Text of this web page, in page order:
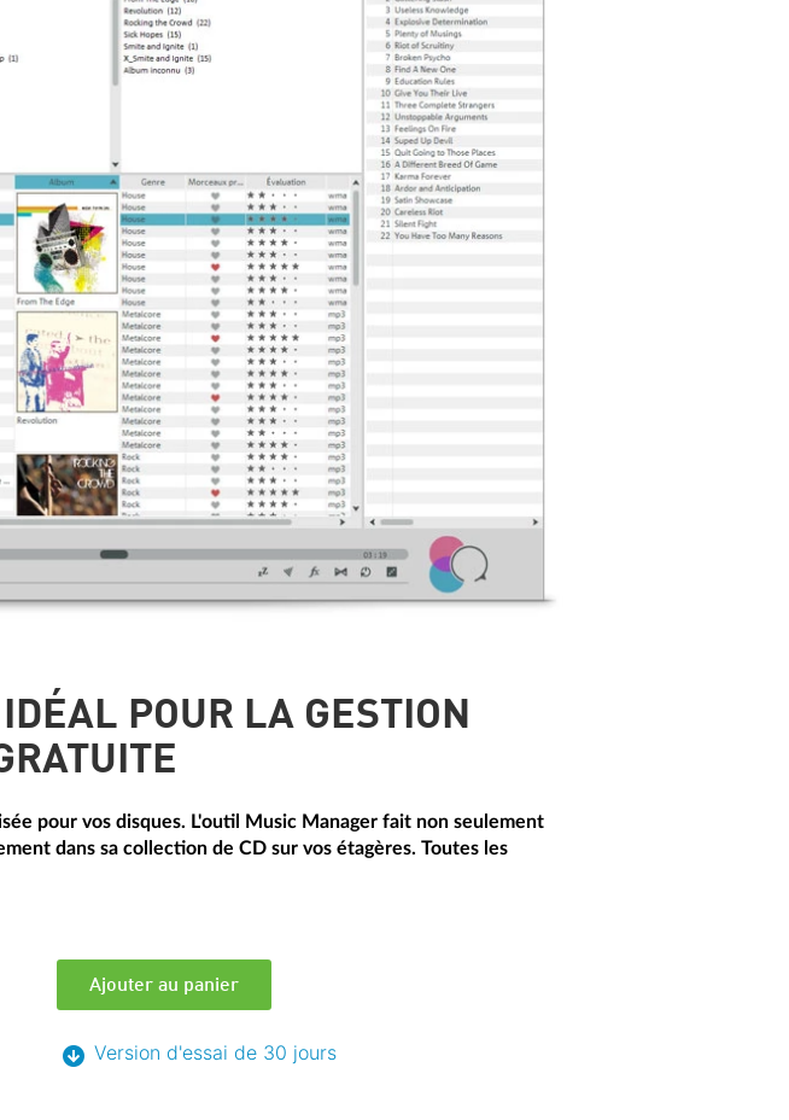
POUR LA GESTION
pour vos disques. L'outil Music Manager fait non seulement
dans sa collection de CD sur vos étagères. Toutes les
Ajouter au panier
Version d'essai de 30 jours